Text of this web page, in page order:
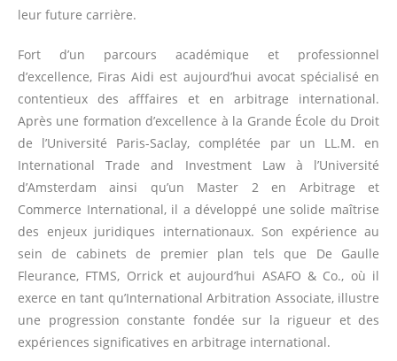
leur future carrière.
Fort d’un parcours académique et professionnel
d’excellence, Firas Aidi est aujourd’hui avocat spécialisé en
contentieux des afffaires et en arbitrage international.
Après une formation d’excellence à la Grande École du Droit
de l’Université Paris-Saclay, complétée par un LL.M. en
International Trade and Investment Law à l’Université
d’Amsterdam ainsi qu’un Master 2 en Arbitrage et
Commerce International, il a développé une solide maîtrise
des enjeux juridiques internationaux. Son expérience au
sein de cabinets de premier plan tels que De Gaulle
Fleurance, FTMS, Orrick et aujourd’hui ASAFO & Co., où il
exerce en tant qu’International Arbitration Associate, illustre
une progression constante fondée sur la rigueur et des
expériences significatives en arbitrage international.